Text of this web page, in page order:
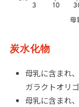
炭水化物
母乳に含まれ
ガラクトオリ
母乳に含まれ